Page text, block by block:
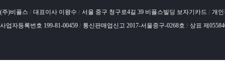
(주)비플스 / 대표이사 이왕수 / 서울 중구 청구로4길 39 비플스빌딩 보자기카드 / 개
사업자등록번호 199-81-00459 / 통신판매업신고 2017-서울중구-0268호 / 상표 제